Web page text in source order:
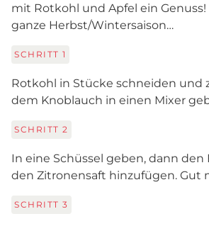
mit Rotkohl und Apfel ein Genuss!
ganze Herbst/Wintersaison…
SCHRITT 1
Rotkohl in Stücke schneiden und
dem Knoblauch in einen Mixer
SCHRITT 2
In eine Schüssel geben, dann den
den Zitronensaft hinzufügen. Gut
SCHRITT 3